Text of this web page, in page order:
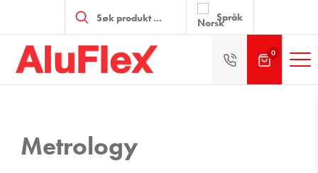
search Språk
0
Metrology